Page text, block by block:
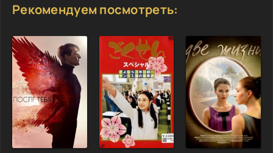
Рекомендуем посмотреть: